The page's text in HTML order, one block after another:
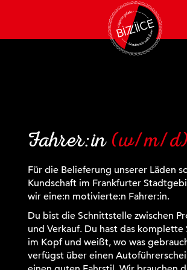
Fahrer:in(w/m/d)
Für die Belieferung unserer Läden
Kundschaft im Frankfurter
wir eine:n motivierte:n Fahrer:in.
Du bist die Schnittstelle zwischen
und Verkauf. Du hast das
im Kopf und weißt, wo was
verfügst über einen